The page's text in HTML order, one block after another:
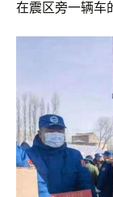
在震区旁一辆车